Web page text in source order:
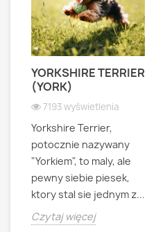
YORKSHIRE TERRIER
(YORK)
7193 wyświetlenia
Yorkshire Terrier,
potocznie nazywany
"Yorkiem", to maly, ale
pewny siebie piesek,
ktory stal sie jednym z...
Czytaj więcej